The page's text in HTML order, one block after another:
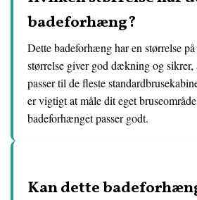
badeforhæng?
Dette badeforhæng har en størrelse
størrelse giver god dækning og
passer til de fleste
er vigtigt at måle dit eget
badeforhænget passer godt.
Kan dette